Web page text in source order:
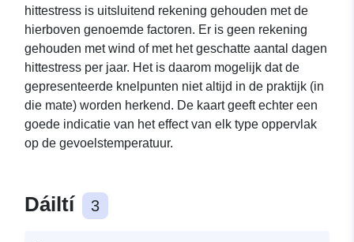
hittestress is uitsluitend rekening gehouden met de
hierboven genoemde factoren. Er is geen rekening
gehouden met wind of met het geschatte aantal dagen
hittestress per jaar. Het is daarom mogelijk dat de
gepresenteerde knelpunten niet altijd in de praktijk (in
die mate) worden herkend. De kaart geeft echter een
goede indicatie van het effect van elk type oppervlak
op de gevoelstemperatuur.
Dáiltí 3